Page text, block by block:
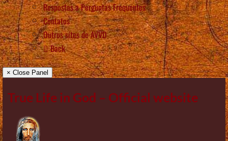
Respostas a Perguntas Frequentes
Contatos
Outros sítes de AVVD
Back
× Close Panel
True Life in God – Official website